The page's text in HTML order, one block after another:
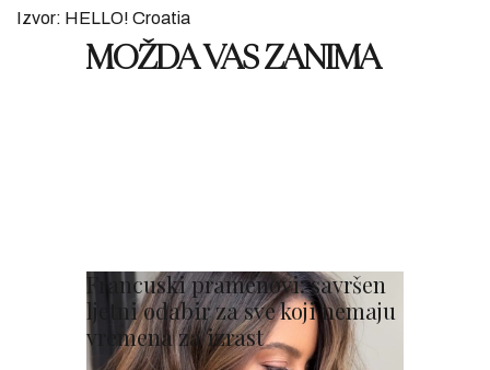
Izvor: HELLO! Croatia
MOŽDA VAS ZANIMA
Francuski pramenovi: savršen
ljetni odabir za sve koji nemaju
vremena za izrast